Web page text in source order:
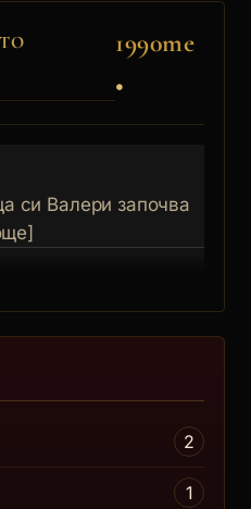
1990те
•
си Валери започва
2
1